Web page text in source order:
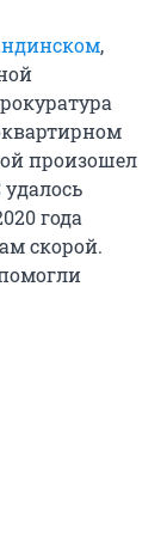
,
произошел
года
скорой.